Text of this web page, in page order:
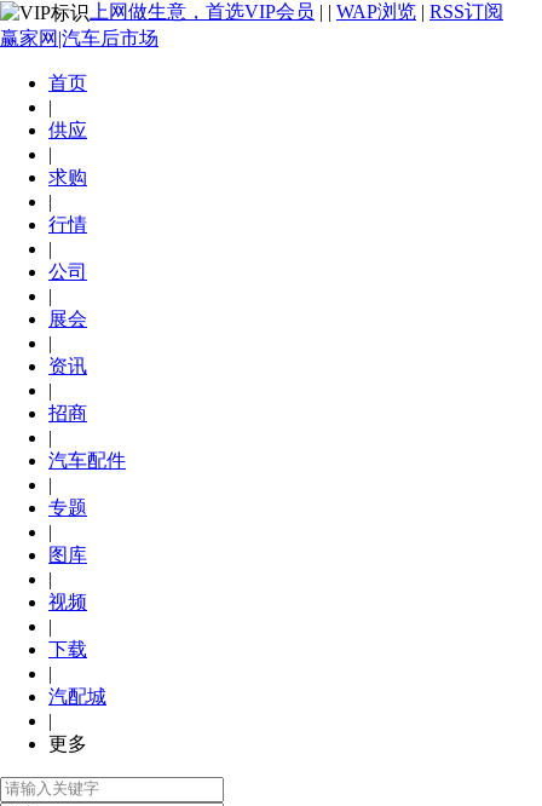
上网做生意，首选VIP会员 | | WAP浏览 | RSS订阅
赢家网|汽车后市场
首页
|
供应
|
求购
|
行情
|
公司
|
展会
|
资讯
|
招商
|
汽车配件
|
专题
|
图库
|
视频
|
下载
|
汽配城
|
更多